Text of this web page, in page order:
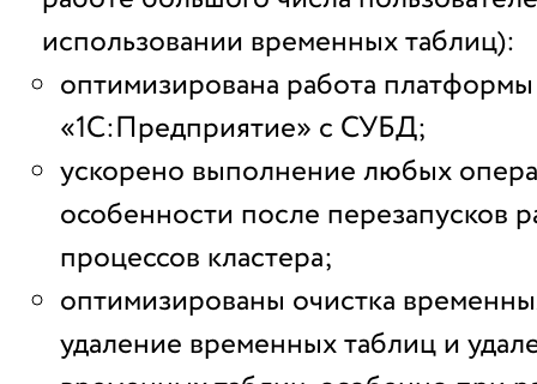
использовании временных таблиц):
оптимизирована работа платформы
«1С:Предприятие» с СУБД;
ускорено выполнение любых
особенности после перезапусков
процессов кластера;
оптимизированы очистка
удаление временных таблиц и